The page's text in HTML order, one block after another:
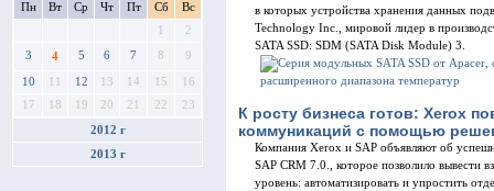
Пн Вт Ср Чт Пт Сб
Вс
1
2
3 4 5 6 7 8 9
10 11 12 13 14 15
16
17
18 19 20 21 22 23
2012 г
2013 г
в которых устройства хранения данных
Technology Inc., мировой лидер в
SATA SSD: SDM (SATA Disk Module) 3.
К росту бизнеса готов: Xerox
коммуникаций с помощью
Компания Xerox и SAP объявляют об
SAP CRM 7.0., которое позволило вывести
уровень: автоматизировать и упростить